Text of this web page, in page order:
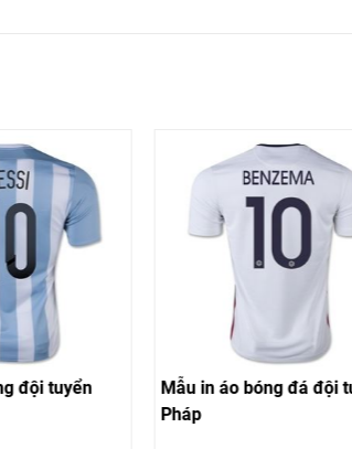
đội tuyển
Mẫu in áo bóng đá đội
Pháp